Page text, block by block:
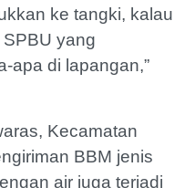
ke tangki, kalau
yang
apa di lapangan,”
Kecamatan
BBM jenis
air juga terjadi